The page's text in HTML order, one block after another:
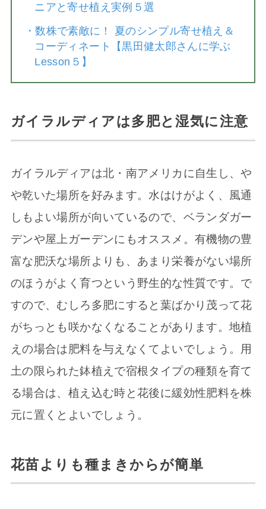
ニアと寄せ植え実例５選
・数株で素敵に！ 夏のシンプル寄せ植え＆
コーディネート【黒田健太郎さんに学ぶ
Lesson５】
ガイラルディアは多肥と湿気に注意
ガイラルディアは北・南アメリカに自生し、や
や乾いた場所を好みます。水はけがよく、風通
しもよい場所が向いているので、ベランダガー
デンや屋上ガーデンにもオススメ。有機物の豊
富な肥沃な場所よりも、あまり栄養がない場所
のほうがよく育つという野生的な性質です。で
すので、むしろ多肥にすると葉ばかり茂って花
がちっとも咲かなくなることがあります。地植
えの場合は肥料を与えなくてよいでしょう。用
土の限られた鉢植えで宿根タイプの種類を育て
る場合は、植え込む時と花後に緩効性肥料を株
元に置くとよいでしょう。
花苗よりも種まきからが簡単